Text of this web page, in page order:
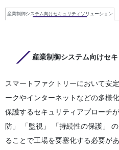
産業制御システム向けセキュリティソリューション
産業制御システム向けセ
スマートファクトリーにおいて安
ークやインターネットなどの多様
保護するセキュリティアプローチ
防」 「監視」 「持続性の保護」
ることで工場を要塞化する必要があ